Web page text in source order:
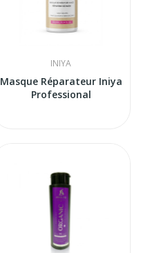
INIYA
Masque Réparateur Iniya
Professional